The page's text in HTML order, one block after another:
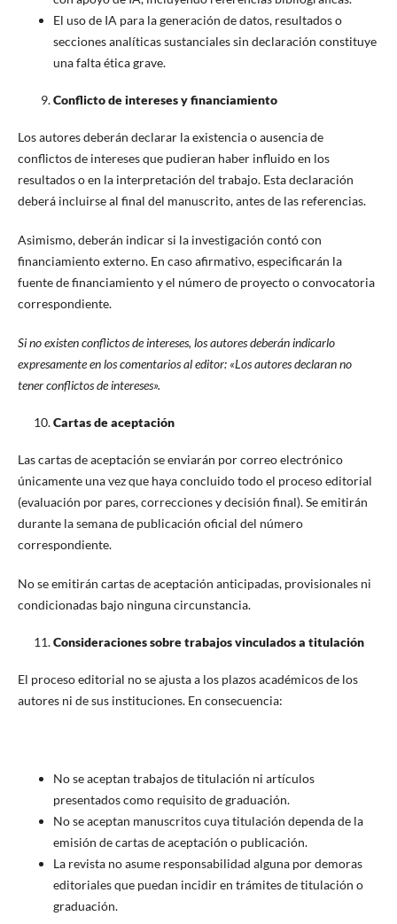
El uso de IA para la generación de datos, resultados o
secciones analíticas sustanciales sin declaración constituye
una falta ética grave.
Conflicto de intereses y financiamiento
Los autores deberán declarar la existencia o ausencia de
conflictos de intereses que pudieran haber influido en los
resultados o en la interpretación del trabajo. Esta declaración
deberá incluirse al final del manuscrito, antes de las referencias.
Asimismo, deberán indicar si la investigación contó con
financiamiento externo. En caso afirmativo, especificarán la
fuente de financiamiento y el número de proyecto o convocatoria
correspondiente.
Si no existen conflictos de intereses, los autores deberán indicarlo
expresamente en los comentarios al editor: «Los autores declaran no
tener conflictos de intereses».
Cartas de aceptación
Las cartas de aceptación se enviarán por correo electrónico
únicamente una vez que haya concluido todo el proceso editorial
(evaluación por pares, correcciones y decisión final). Se emitirán
durante la semana de publicación oficial del número
correspondiente.
No se emitirán cartas de aceptación anticipadas, provisionales ni
condicionadas bajo ninguna circunstancia.
Consideraciones sobre trabajos vinculados a titulación
El proceso editorial no se ajusta a los plazos académicos de los
autores ni de sus instituciones. En consecuencia:
No se aceptan trabajos de titulación ni artículos
presentados como requisito de graduación.
No se aceptan manuscritos cuya titulación dependa de la
emisión de cartas de aceptación o publicación.
La revista no asume responsabilidad alguna por demoras
editoriales que puedan incidir en trámites de titulación o
graduación.